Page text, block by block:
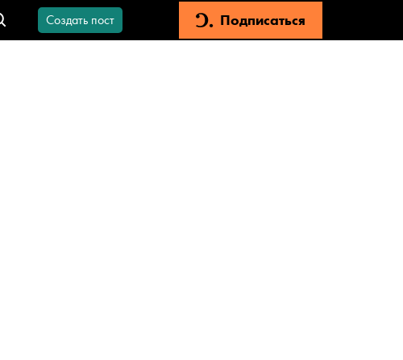
Создать пост Подписаться